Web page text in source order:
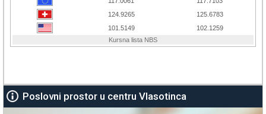
Poslovni prostor u centru Vlasotinca